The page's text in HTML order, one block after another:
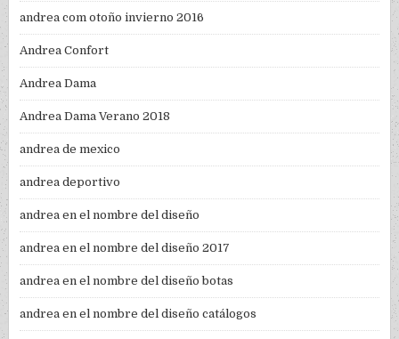
andrea com otoño invierno 2016
Andrea Confort
Andrea Dama
Andrea Dama Verano 2018
andrea de mexico
andrea deportivo
andrea en el nombre del diseño
andrea en el nombre del diseño 2017
andrea en el nombre del diseño botas
andrea en el nombre del diseño catálogos